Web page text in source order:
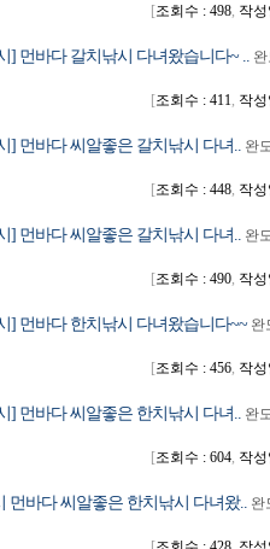
[조회수 : 498, 작성
] 먼바다 갈치낚시 다녀왔습니다~ ..
[조회수 : 411, 작성
] 먼바다 씨알좋은 갈치낚시 다녀.. 완
[조회수 : 448, 작성
] 먼바다 씨알좋은 갈치낚시 다녀.. 완
[조회수 : 490, 작성
] 먼바다 한치낚시 다녀왔습니다~~ 완
[조회수 : 456, 작성
] 먼바다 씨알좋은 한치낚시 다녀.. 완
[조회수 : 604, 작성
먼바다 씨알좋은 한치낚시 다녀왔.. 완